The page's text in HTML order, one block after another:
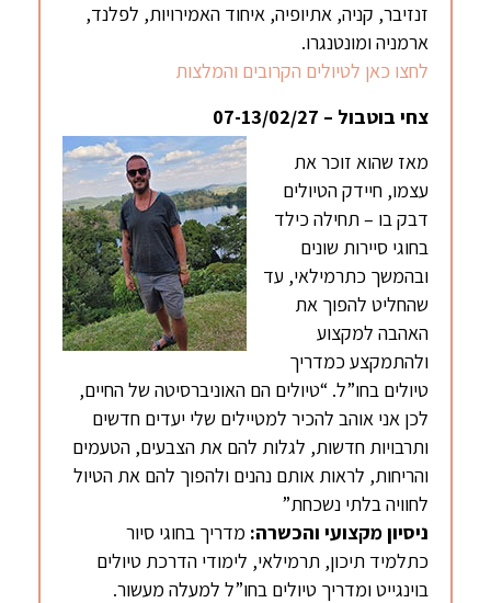
זנזיבר, קניה, אתיופיה, איחוד האמירויות, לפלנד,
ארמניה ומונטנגרו.
לחצו כאן לטיולים הקרובים והמלצות
צחי בוטבול – 07-13/02/27
מאז שהוא זוכר את
עצמו, חיידק הטיולים
דבק בו – תחילה כילד
בחוגי סיירות שונים
ובהמשך כתרמילאי, עד
שהחליט להפוך את
האהבה למקצוע
ולהתמקצע כמדריך
טיולים בחו”ל. “טיולים הם האוניברסיטה של החיים,
לכן אני אוהב להכיר למטיילים שלי יעדים חדשים
ותרבויות חדשות, לגלות להם את הצבעים, הטעמים
והריחות, לראות אותם נהנים ולהפוך להם את הטיול
לחוויה בלתי נשכחת”
ניסיון מקצועי והכשרה: מדריך בחוגי סיור
כתלמיד תיכון, תרמילאי, לימודי הדרכת טיולים
בוינגייט ומדריך טיולים בחו”ל למעלה מעשור.